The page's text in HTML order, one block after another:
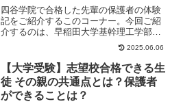
験談！大学受験予備校四谷学院
四谷学院で合格した先輩の保護者の体験
記をご紹介するこのコーナー。今回ご紹
介するのは、早稲田大学基幹理工学部に
合格したくんのお母様のストーリーで
2025.06.06
【大学受験】志望校合格できる生
徒 その親の共通点とは？保護者
ができることは？